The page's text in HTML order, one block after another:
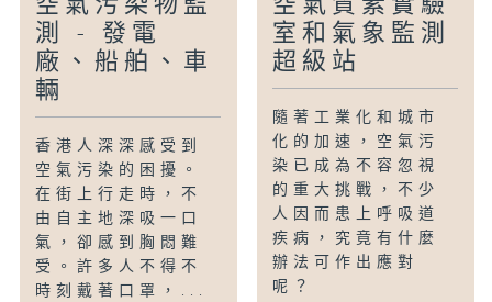
測 - 發電
廠、船舶、車
輛
香港人深深感受到
空氣污染的困擾。
在街上行走時，不
由自主地深吸一口
氣，卻感到胸悶難
受。許多人不得不
時刻戴著口罩，...
室和氣象監測
超級站
隨著工業化和城市
化的加速，空氣污
染已成為不容忽視
的重大挑戰，不少
人因而患上呼吸道
疾病，究竟有什麼
辦法可作出應對
呢？